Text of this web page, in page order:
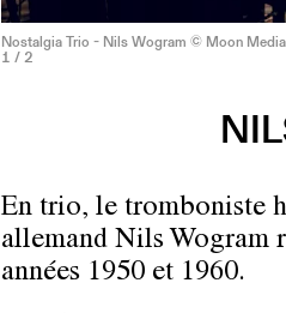
Nostalgia Trio - Nils Wogram © Moon
1 / 2
En trio, le tromboniste
allemand Nils Wogram
années 1950 et 1960.